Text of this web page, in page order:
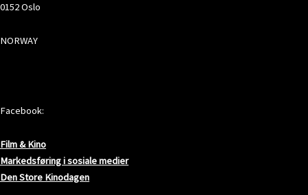
0152 Oslo
NORWAY
Facebook:
Film & Kino
Markedsføring i sosiale medier
Den Store Kinodagen